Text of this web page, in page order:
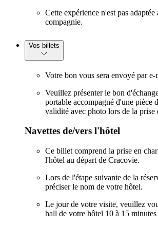
Cette expérience n'est pas
compagnie.
Vos billets
Votre bon vous sera envoyé par e-
Veuillez présenter le bon
portable accompagné d'une pièce
validité avec photo lors de la prise
Navettes de/vers l'hôtel
Ce billet comprend la prise en
l'hôtel au départ de Cracovie.
Lors de l'étape suivante de la
préciser le nom de votre hôtel.
Le jour de votre visite, veuillez
hall de votre hôtel 10 à 15 minutes